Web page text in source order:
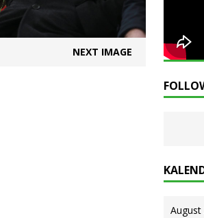
NEXT IMAGE
August